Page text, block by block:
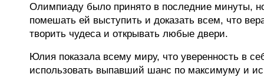
Олимпиаду было принято в последние минуты,
помешать ей выступить и доказать всем, что
творить чудеса и открывать любые двери.
Юлия показала всему миру, что уверенность в
использовать выпавший шанс по максимуму и